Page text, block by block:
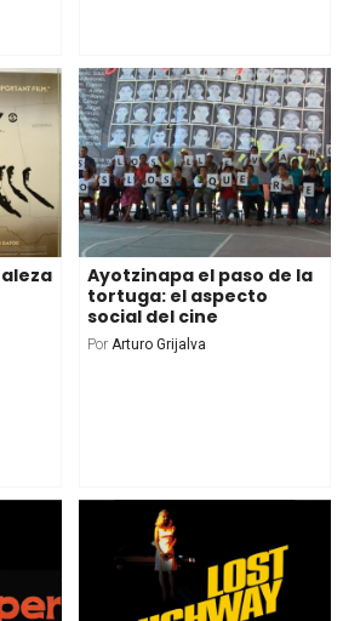
Ayotzinapa el paso de la
tortuga: el aspecto
social del cine
Por Arturo Grijalva